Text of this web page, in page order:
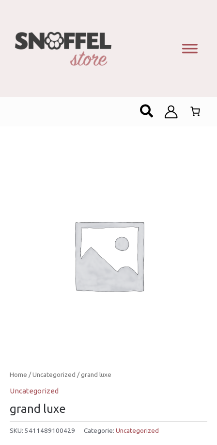
Zoeken
Home /Uncategorized / grand luxe
Uncategorized
grand luxe
SKU: 5411489100429 Categorie: Uncategorized